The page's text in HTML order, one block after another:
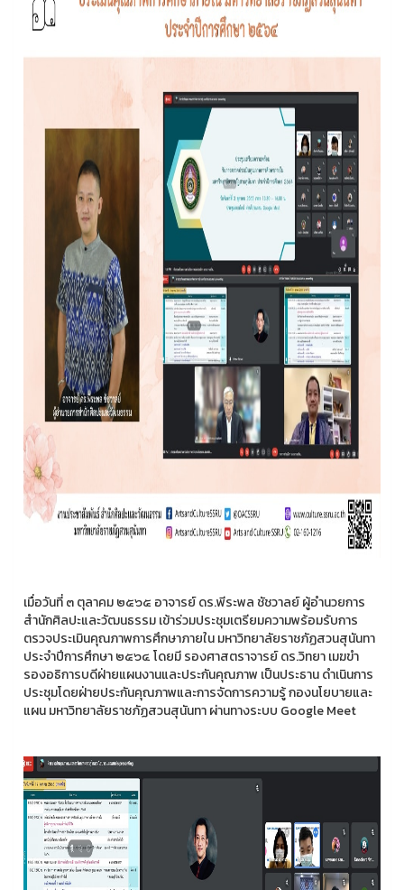
เมื่อวันที่ ๓ ตุลาคม ๒๕๖๕ อาจารย์ ดร.พีระพล ชัชวาลย์ ผู้อำนวยการ
สำนักศิลปะและวัฒนธรรม เข้าร่วมประชุมเตรียมความพร้อมรับการ
ตรวจประเมินคุณภาพการศึกษาภายใน มหาวิทยาลัยราชภัฏสวนสุนันทา
ประจำปีการศึกษา ๒๕๖๔ โดยมี รองศาสตราจารย์ ดร.วิทยา เมฆขำ
รองอธิการบดีฝ่ายแผนงานและประกันคุณภาพ เป็นประธาน ดำเนินการ
ประชุมโดยฝ่ายประกันคุณภาพและการจัดการความรู้ กองนโยบายและ
แผน มหาวิทยาลัยราชภัฏสวนสุนันทา ผ่านทางระบบ Google Meet